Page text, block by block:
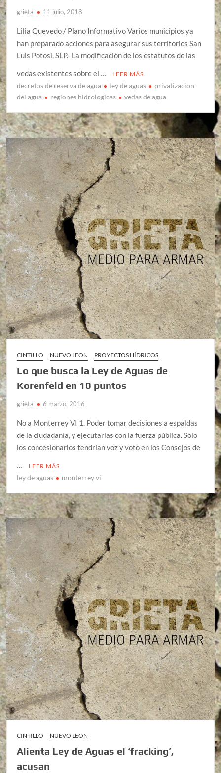
grieta 11 julio, 2018
Lilia Quevedo / Plano Informativo Varios municipios ya
han preparado acciones para asegurar sus territorios San
Luis Potosí, SLP.- La modificación de los estatutos de las
vedas existentes sobre el …
LEER MÁS
decretos de reserva de agua ley de aguas
privatizacion
del agua
regiones hidrologicas vedas de agua
CINTILLO NUEVO LEON PROYECTOS HÍDRICOS
Lo que busca la Ley de Aguas de
Korenfeld en 10 puntos
grieta 6 marzo, 2016
No a Monterrey VI 1. Poder tomar decisiones a espaldas
de la ciudadanía, y ejecutarlas con la fuerza pública. Solo
los concesionarios tendrían voz y voto en los Consejos de
…
LEER MÁS
ley de aguas monterrey vi
CINTILLO NUEVO LEON
Alienta Ley de Aguas el ‘fracking’,
acusan